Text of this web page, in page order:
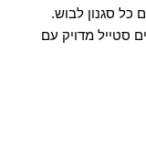
כל סגנון לבוש.
סטייל מדויק עם